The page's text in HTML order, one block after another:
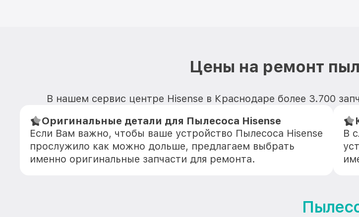
Цены на ремонт
В нашем сервис центре Hisense в Краснодаре более 3.700
Оригинальные детали для Пылесоса Hisense
Если Вам важно, чтобы ваше устройство Пылесоса Hisense
прослужило как можно дольше, предлагаем выбрать
именно оригинальные запчасти для ремонта.
В